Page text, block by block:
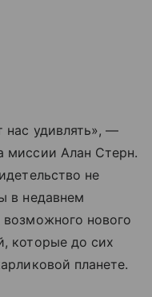
нас удивлять», —
миссии Алан Стерн.
не
в недавнем
нового
которые до сих
планете.